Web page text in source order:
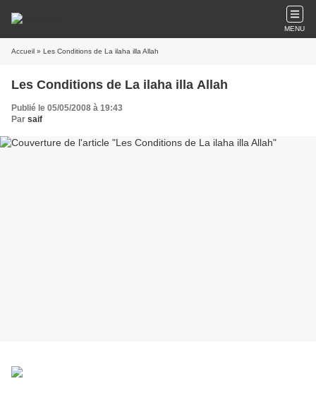
MENU
Accueil » Les Conditions de La ilaha illa Allah
Les Conditions de La ilaha illa Allah
Publié le 05/05/2008 à 19:43
Par saif